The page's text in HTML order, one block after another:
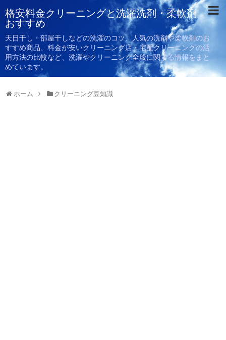
格安料金クリーニングと洗濯洗剤・柔軟剤
おすすめ
天日干し・部屋干しなどの洗濯のコツ、人気の洗剤や柔軟剤のお
すすめ商品、料金が安いクリーニング店・宅配クリーニングの活
用方法の比較など、洗濯やクリーニング全般に関する情報をまと
めています。
ホーム クリーニング豆知識